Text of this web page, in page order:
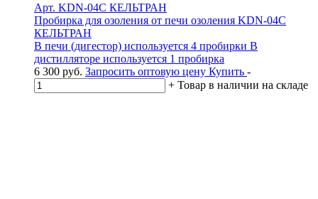
Арт. KDN-04C КЕЛЬТРАН
Пробирка для озоления от печи озоления KDN-04C
КЕЛЬТРАН
В печи (дигестор) используется 4 пробирки В
дистилляторе используется 1 пробирка
6 300 руб. Запросить оптовую цену Купить -
+ Товар в наличии на складе